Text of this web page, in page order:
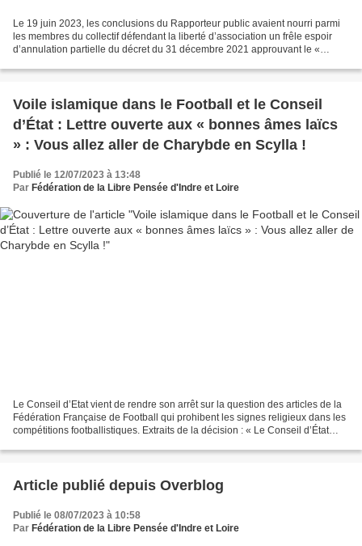
Le 19 juin 2023, les conclusions du Rapporteur public avaient nourri parmi
les membres du collectif défendant la liberté d’association un frêle espoir
d’annulation partielle du décret du 31 décembre 2021 approuvant le «
Voile islamique dans le Football et le Conseil
d’État : Lettre ouverte aux « bonnes âmes laïcs
» : Vous allez aller de Charybde en Scylla !
Publié le 12/07/2023 à 13:48
Par Fédération de la Libre Pensée d'Indre et Loire
Le Conseil d’Etat vient de rendre son arrêt sur la question des articles de la
Fédération Française de Football qui prohibent les signes religieux dans les
compétitions footballistiques. Extraits de la décision : « Le Conseil d’État
Article publié depuis Overblog
Publié le 08/07/2023 à 10:58
Par Fédération de la Libre Pensée d'Indre et Loire